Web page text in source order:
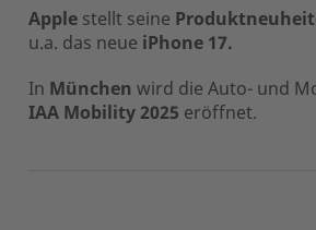
Apple stellt seine
u.a. das neue iPhone 17.
In München wird die Auto- und
IAA Mobility 2025 eröffnet.